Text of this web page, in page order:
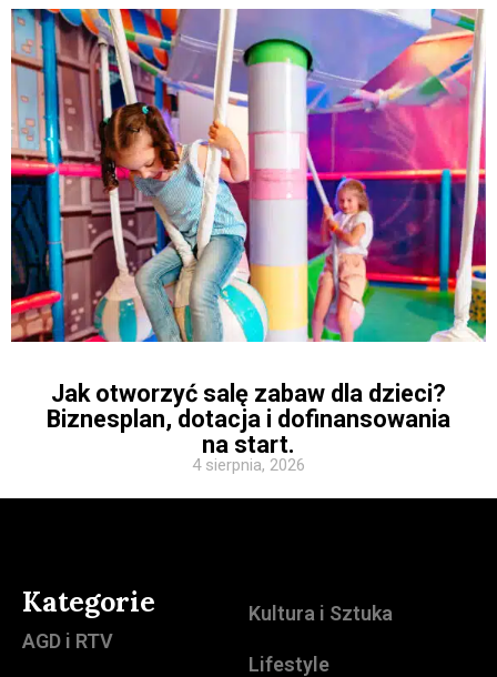
Jak otworzyć salę zabaw dla dzieci?
Biznesplan, dotacja i dofinansowania
na start.
4 sierpnia, 2026
Kategorie
AGD i RTV
Kultura i Sztuka
Lifestyle